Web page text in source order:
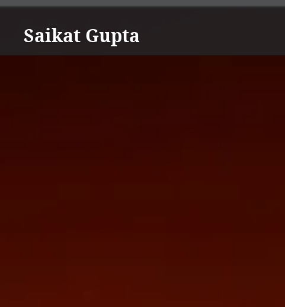
Skip
contentSaikat Gupta